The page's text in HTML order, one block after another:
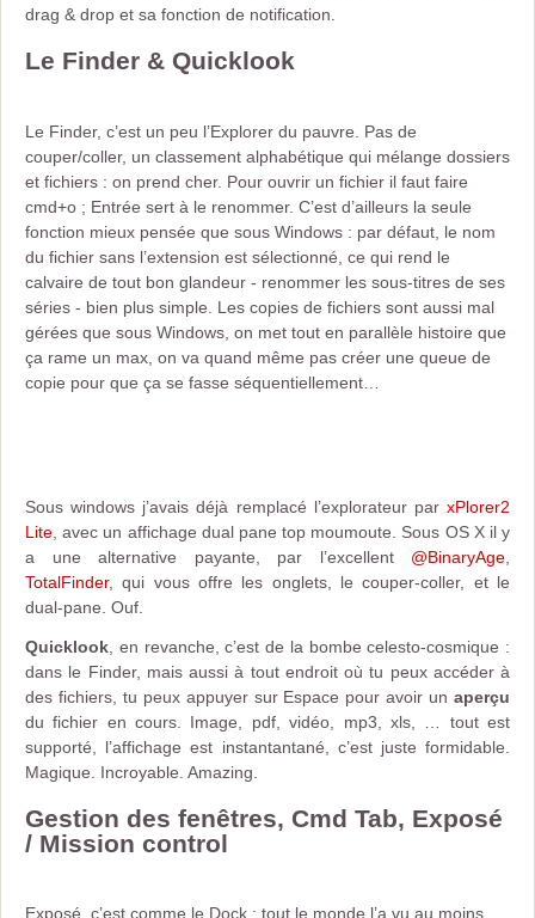
drag & drop et sa fonction de notification.
Le Finder & Quicklook
Le Finder, c’est un peu l’Explorer du pauvre. Pas de
couper/coller, un classement alphabétique qui mélange dossiers
et fichiers : on prend cher. Pour ouvrir un fichier il faut faire
cmd+o ; Entrée sert à le renommer. C’est d’ailleurs la seule
fonction mieux pensée que sous Windows : par défaut, le nom
du fichier sans l’extension est sélectionné, ce qui rend le
calvaire de tout bon glandeur - renommer les sous-titres de ses
séries - bien plus simple. Les copies de fichiers sont aussi mal
gérées que sous Windows, on met tout en parallèle histoire que
ça rame un max, on va quand même pas créer une queue de
copie pour que ça se fasse séquentiellement…
Sous windows j’avais déjà remplacé l’explorateur par xPlorer2
Lite , avec un affichage dual pane top moumoute. Sous OS X il y
a une alternative payante, par l’excellent @BinaryAge
TotalFinder, qui vous offre les onglets, le couper-coller, et le
dual-pane. Ouf.
Quicklook , en revanche, c’est de la bombe celesto-cosmique :
dans le Finder, mais aussi à tout endroit où tu peux accéder à
des fichiers, tu peux appuyer sur Espace pour avoir un aperçu
du fichier en cours. Image, pdf, vidéo, mp3, xls, … tout est
supporté, l’affichage est instantantané, c’est juste formidable.
Magique. Incroyable. Amazing.
Gestion des fenêtres, Cmd Tab, Exposé
/ Mission control
Exposé, c’est comme le Dock : tout le monde l’a vu au moins